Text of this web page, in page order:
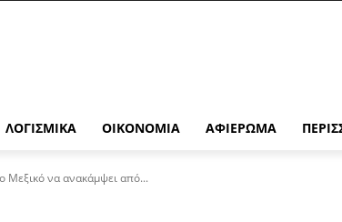
ΛΟΓΙΣΜΙΚΆ ΟΙΚΟΝΟΜΊΑ ΑΦΙΈΡΩΜΑ
Μεξικό να ανακάμψει από...